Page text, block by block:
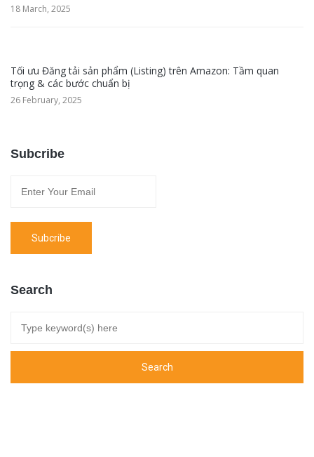
18 March, 2025
Tối ưu Đăng tải sản phẩm (Listing) trên Amazon: Tầm quan
trọng & các bước chuẩn bị
26 February, 2025
Subcribe
Search